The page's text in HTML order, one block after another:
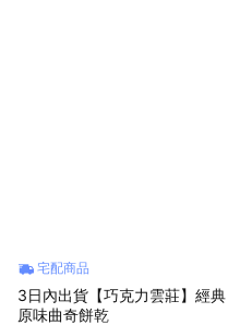
宅配商品
3日內出貨【巧克力雲莊】經典
原味曲奇餅乾